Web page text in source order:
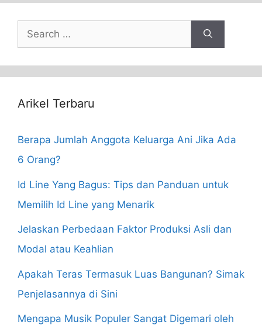
Search
for:
Arikel Terbaru
Berapa Jumlah Anggota Keluarga Ani Jika Ada
6 Orang?
Id Line Yang Bagus: Tips dan Panduan untuk
Memilih Id Line yang Menarik
Jelaskan Perbedaan Faktor Produksi Asli dan
Modal atau Keahlian
Apakah Teras Termasuk Luas Bangunan? Simak
Penjelasannya di Sini
Mengapa Musik Populer Sangat Digemari oleh